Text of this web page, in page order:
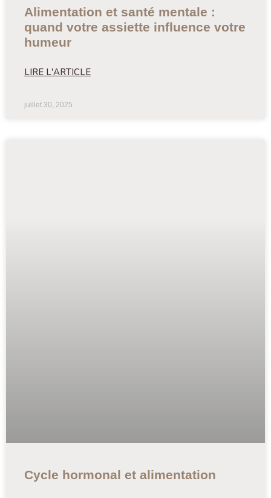
Alimentation et santé mentale :
quand votre assiette influence votre
humeur
LIRE L'ARTICLE
juillet 30, 2025
Cycle hormonal et alimentation